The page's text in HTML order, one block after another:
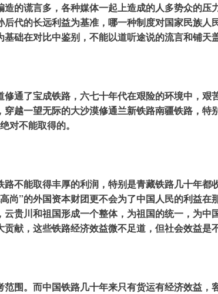
的谎言多，各种媒体一起上造成的人多势众的压
代的长远利益为基准，哪一种制度对国家民族人
础在对比中鉴别，不能以道听途说的流言和铺天
通了宝成铁路，六七十年代在艰险的环境中，艰
越一望无际的大沙漠修通兰新铁路南疆铁路，特
对不能取得的。
不能取得丰厚的利润，特别是青藏铁路几十年都
”的外国资本财团更不会为了中国人民的利益在
贵川和祖国形成一个整体，为祖国的统一，为中
献，这些铁路经济效益微不足道，但社会效益是
围。而中国铁路几十年来只有货运有经济效益，